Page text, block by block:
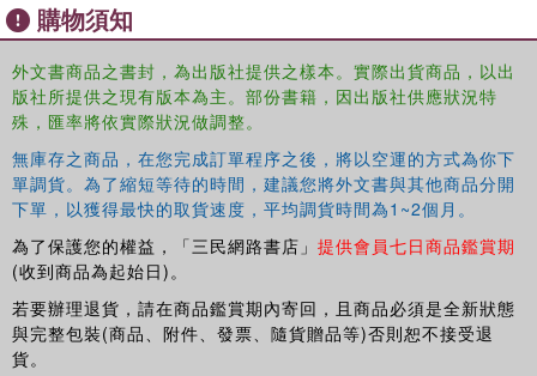
購物須知
外文書商品之書封，為出版社提供之樣本。實際出貨商品，以出
版社所提供之現有版本為主。部份書籍，因出版社供應狀況特
殊，匯率將依實際狀況做調整。
無庫存之商品，在您完成訂單程序之後，將以空運的方式為你下
單調貨。為了縮短等待的時間，建議您將外文書與其他商品分開
下單，以獲得最快的取貨速度，平均調貨時間為1~2個月。
為了保護您的權益，「三民網路書店」 提供會員七日商品鑑賞期
(收到商品為起始日)。
若要辦理退貨，請在商品鑑賞期內寄回，且商品必須是全新狀態
與完整包裝(商品、附件、發票、隨貨贈品等)否則恕不接受退
貨。